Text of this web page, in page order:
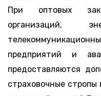
При оптовых
организаций,
предприятий и
предоставляются
страховочные